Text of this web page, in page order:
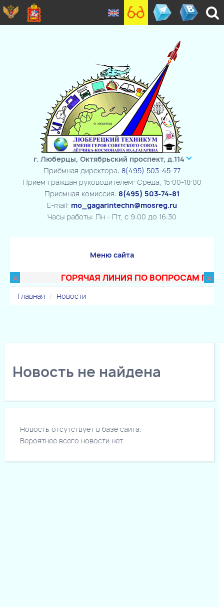
г. Люберцы, Октябрьский проспект, д.114
Приёмная директора: 8(495) 503-45-77
Приём граждан руководителем: Среда, 15:00-18:00
Приемная комиссия: 8(495) 503-74-81
E-mail: mo_gagarintechn@mosreg.ru
Часы работы: Пн - Пт, с 9:00 до 16:30
Меню сайта
× ГОРЯЧАЯ ЛИНИЯ ПО ВОПРОСАМ ×
Главная Новости
Новость не найдена
Новость отсутствует в базе сайта.
Вероятнее всего новости нет.